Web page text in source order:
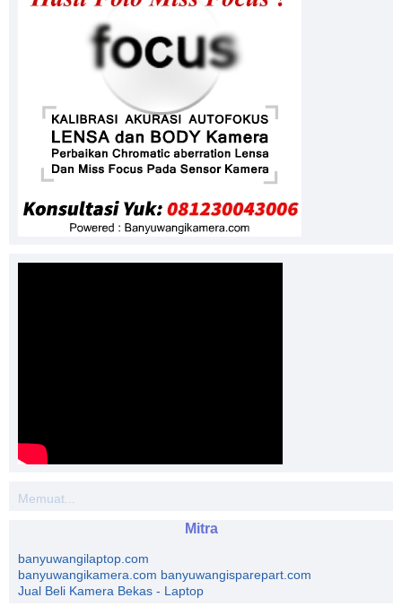
Memuat...
Mitra
banyuwangilaptop.com
banyuwangikamera.com banyuwangisparepart.com
Jual Beli Kamera Bekas - Laptop